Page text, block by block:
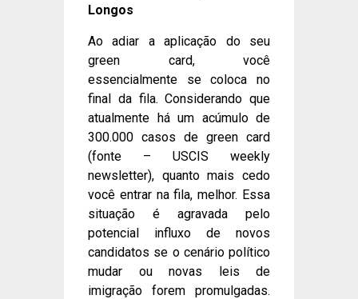
Longos
Ao adiar a aplicação do seu
green card, você
essencialmente se coloca no
final da fila. Considerando que
atualmente há um acúmulo de
300.000 casos de green card
(fonte – USCIS weekly
newsletter), quanto mais cedo
você entrar na fila, melhor. Essa
situação é agravada pelo
potencial influxo de novos
candidatos se o cenário político
mudar ou novas leis de
imigração forem promulgadas.